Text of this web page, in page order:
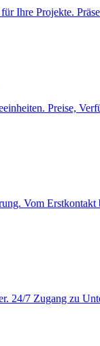
Ihre Projekte.
Preise,
Vom Erstkontakt
24/7 Zugang zu